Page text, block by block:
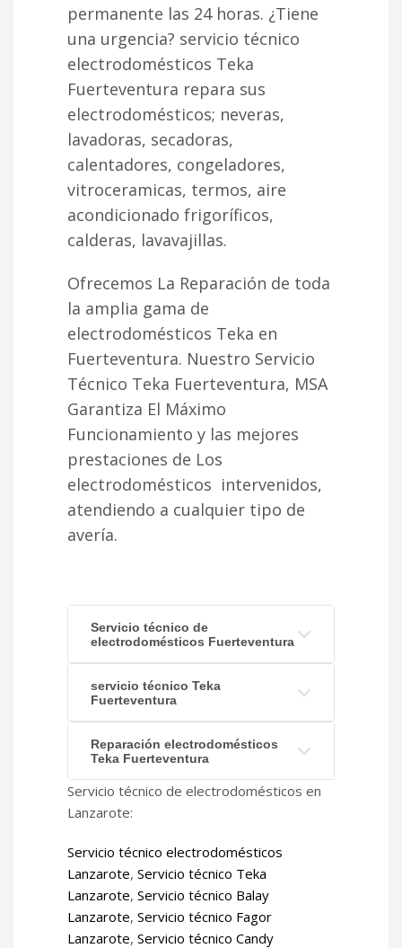
permanente las 24 horas. ¿Tiene
una urgencia? servicio técnico
electrodomésticos Teka
Fuerteventura repara sus
electrodomésticos; neveras,
lavadoras, secadoras,
calentadores, congeladores,
vitroceramicas, termos, aire
acondicionado frigoríficos,
calderas, lavavajillas.
Ofrecemos La Reparación de toda
la amplia gama de
electrodomésticos Teka en
Fuerteventura. Nuestro Servicio
Técnico Teka Fuerteventura, MSA
Garantiza El Máximo
Funcionamiento y las mejores
prestaciones de Los
electrodomésticos intervenidos,
atendiendo a cualquier tipo de
avería.
Servicio técnico de
electrodomésticos Fuerteventura
servicio técnico Teka
Fuerteventura
Reparación electrodomésticos
Teka Fuerteventura
Servicio técnico de electrodomésticos en
Lanzarote:
Servicio técnico electrodomésticos
Lanzarote, Servicio técnico Teka
Lanzarote, Servicio técnico Balay
Lanzarote, Servicio técnico Fagor
Lanzarote, Servicio técnico Candy